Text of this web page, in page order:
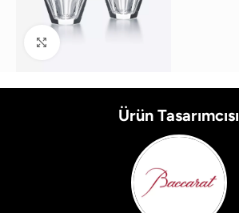
Büyütmek için tıklayın
Ürün Tasarımcısı